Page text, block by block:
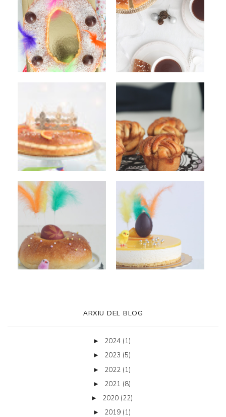
ARXIU DEL BLOG
► 2024 (1)
► 2023 (5)
► 2022 (1)
► 2021 (8)
► 2020 (22)
► 2019 (1)